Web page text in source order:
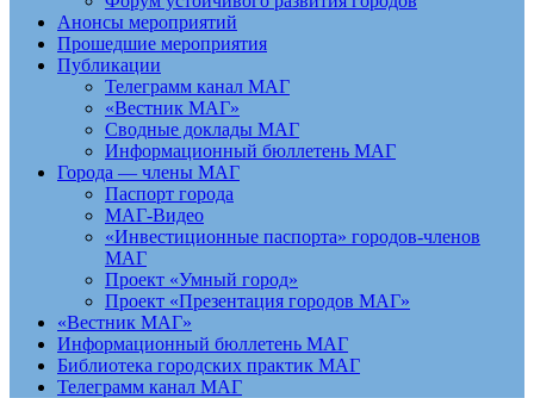
Анонсы мероприятий
Прошедшие мероприятия
Публикации
Телеграмм канал МАГ
«Вестник МАГ»
Сводные доклады МАГ
Информационный бюллетень МАГ
Города — члены МАГ
Паспорт города
МАГ-Видео
«Инвестиционные паспорта» городов-членов
МАГ
Проект «Умный город»
Проект «Презентация городов МАГ»
«Вестник МАГ»
Информационный бюллетень МАГ
Библиотека городских практик МАГ
Телеграмм канал МАГ